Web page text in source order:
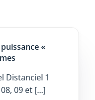
«
Distanciel 1
09 et […]